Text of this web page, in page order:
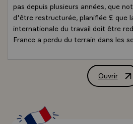
pas depuis plusieurs années, que
d'être restructurée, planifiée £ que
internationale du travail doit être
France a perdu du terrain dans les
d'affronter, grâce-à la
problèmes. Ces nationalisations ne
dans notre programme.
- Je me suis en ce sens contenté de
Ouvrir
Interview